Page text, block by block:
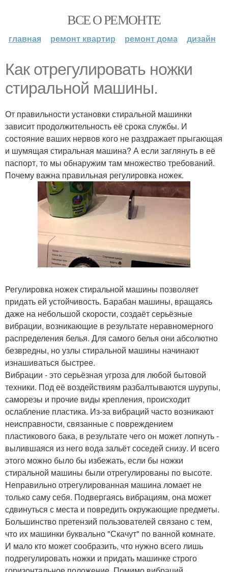
ВСЕ О РЕМОНТЕ
главная ремонт квартир ремонт дома дизайн
Как отрегулировать ножки
стиральной машины.
От правильности установки стиральной машинки
зависит продолжительность её срока службы. И
состояние ваших нервов кого не раздражает прыгающая
и шумящая стиральная машина? А если заглянуть в её
паспорт, то мы обнаружим там множество требований.
Почему важна правильная регулировка ножек.
Регулировка ножек стиральной машины позволяет
придать ей устойчивость. Барабан машины, вращаясь
даже на небольшой скорости, создаёт серьёзные
вибрации, возникающие в результате неравномерного
распределения белья. Для самого белья они абсолютно
безвредны, но узлы стиральной машины начинают
изнашиваться быстрее.
Вибрации - это серьёзная угроза для любой бытовой
техники. Под её воздействиям разбалтываются шурупы,
саморезы и прочие виды крепления, происходит
ослабление пластика. Из-за вибраций часто возникают
неисправности, связанные с повреждением
пластикового бака, в результате чего он может лопнуть -
вылившаяся из него вода зальёт соседей снизу. И всего
этого можно было бы избежать, если бы ножки
стиральной машины были отрегулированы по высоте.
Неправильно отрегулированная машина ломает не
только саму себя. Подвергаясь вибрациям, она может
сдвинуться с места и повредить окружающие предметы.
Большинство претензий пользователей связано с тем,
что их машинки буквально "Скачут" по ванной комнате.
И мало кто может сообразить, что нужно всего лишь
подрегулировать ножки и придать машинке строго